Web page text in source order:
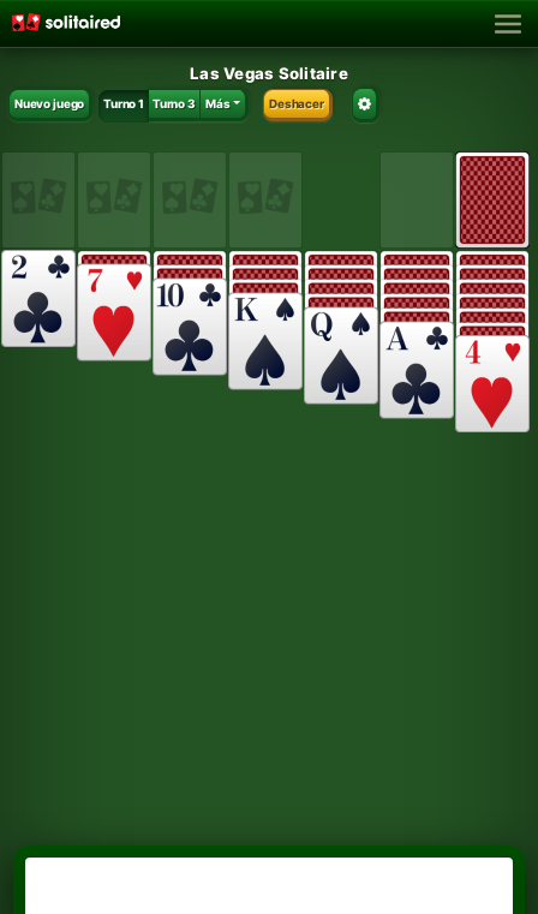
Las Vegas Solitaire
Nuevo juego Turno 1 Turno 3 Más Deshacer